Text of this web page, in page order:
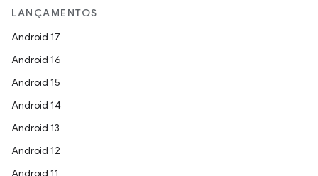
LANÇAMENTOS
Android 17
Android 16
Android 15
Android 14
Android 13
Android 12
Android 11